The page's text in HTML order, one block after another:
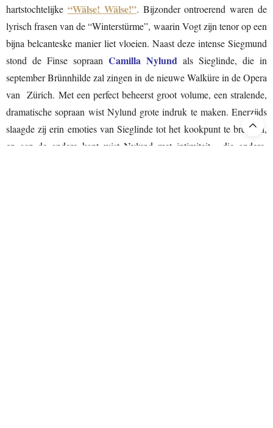
hartstochtelijke “Wälse! Wälse!”. Bijzonder ontroerend waren de
lyrisch frasen van de “Winterstürme”, waarin Vogt zijn tenor op een
bijna belcanteske manier liet vloeien. Naast deze intense Siegmund
stond de Finse sopraan Camilla Nylund als Sieglinde, die in
september Brünnhilde zal zingen in de nieuwe Walküre in de Opera
van Zürich. Met een perfect beheerst groot volume, een stralende,
dramatische sopraan wist Nylund grote indruk te maken. Enerzijds
slaagde zij erin emoties van Sieglinde tot het kookpunt te brengen,
en aan de andere kant wist Nylund met intimiteit, die andere,